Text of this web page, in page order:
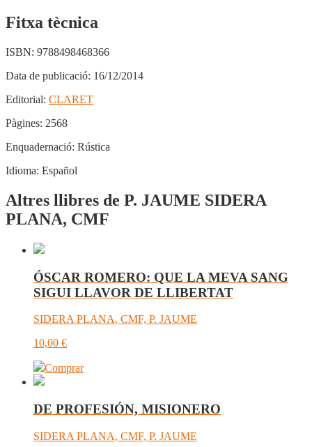
Fitxa tècnica
ISBN: 9788498468366
Data de publicació: 16/12/2014
Editorial: CLARET
Pàgines: 2568
Enquadernació: Rústica
Idioma: Español
Altres llibres de P. JAUME SIDERA
PLANA, CMF
ÓSCAR ROMERO: QUE LA MEVA SANG
SIGUI LLAVOR DE LLIBERTAT
SIDERA PLANA, CMF, P. JAUME
10,00 €
Comprar
DE PROFESIÓN, MISIONERO
SIDERA PLANA, CMF, P. JAUME